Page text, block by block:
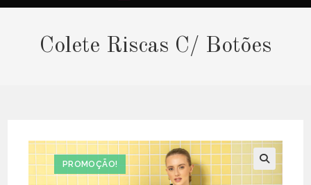
Colete Riscas C/ Botões
PROMOÇÃO!
🔍